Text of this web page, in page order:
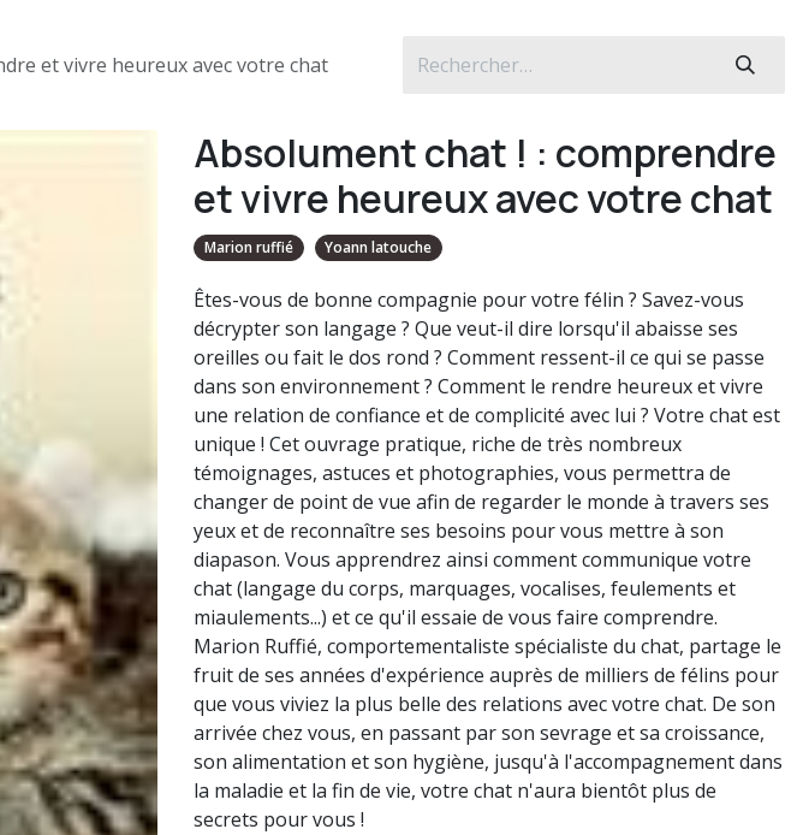
et vivre heureux avec votre chat
Absolument chat ! : comprendre
et vivre heureux avec votre chat
Marion ruffié Yoann latouche
Êtes-vous de bonne compagnie pour votre félin ? Savez-vous
décrypter son langage ? Que veut-il dire lorsqu'il abaisse ses
oreilles ou fait le dos rond ? Comment ressent-il ce qui se passe
dans son environnement ? Comment le rendre heureux et vivre
une relation de confiance et de complicité avec lui ? Votre chat est
unique ! Cet ouvrage pratique, riche de très nombreux
témoignages, astuces et photographies, vous permettra de
changer de point de vue afin de regarder le monde à travers ses
yeux et de reconnaître ses besoins pour vous mettre à son
diapason. Vous apprendrez ainsi comment communique votre
chat (langage du corps, marquages, vocalises, feulements et
miaulements...) et ce qu'il essaie de vous faire comprendre.
Marion Ruffié, comportementaliste spécialiste du chat, partage le
fruit de ses années d'expérience auprès de milliers de félins pour
que vous viviez la plus belle des relations avec votre chat. De son
arrivée chez vous, en passant par son sevrage et sa croissance,
son alimentation et son hygiène, jusqu'à l'accompagnement dans
la maladie et la fin de vie, votre chat n'aura bientôt plus de
secrets pour vous !